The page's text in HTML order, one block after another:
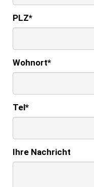
PLZ*
Wohnort*
Tel*
Ihre Nachricht